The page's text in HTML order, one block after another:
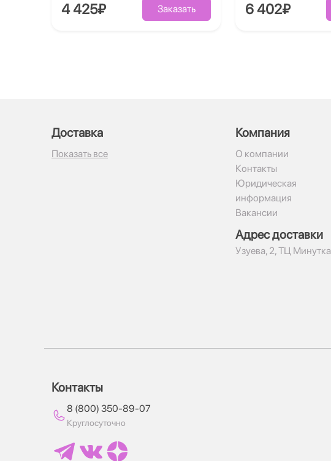
4 425₽ Заказать 6 402₽
Доставка
Показать все
Компания
О компании
Контакты
Юридическая
информация
Вакансии
Адрес доставки
​Узуева, 2, ТЦ Минутка
Контакты
8 (800) 350-89-07
Круглосуточно